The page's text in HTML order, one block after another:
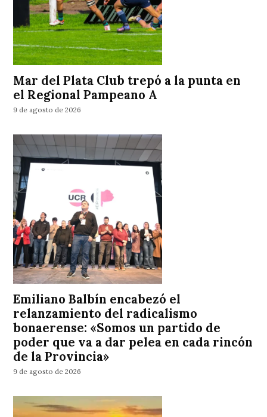
Mar del Plata Club trepó a la punta en
el Regional Pampeano A
9 de agosto de 2026
Emiliano Balbín encabezó el
relanzamiento del radicalismo
bonaerense: «Somos un partido de
poder que va a dar pelea en cada rincón
de la Provincia»
9 de agosto de 2026